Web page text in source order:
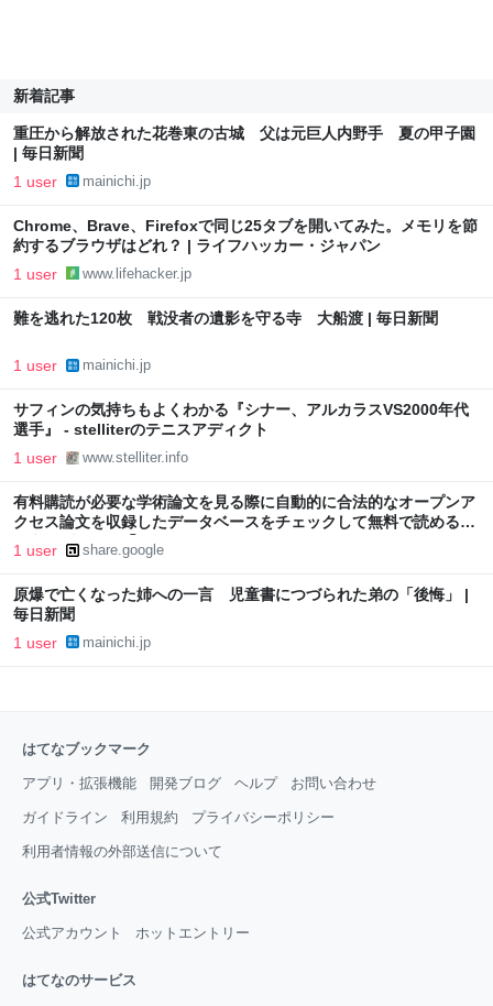
新着記事
重圧から解放された花巻東の古城 父は元巨人内野手 夏の甲子園
| 毎日新聞
1 user mainichi.jp
Chrome、Brave、Firefoxで同じ25タブを開いてみた。メモリを節
約するブラウザはどれ？ | ライフハッカー・ジャパン
1 user www.lifehacker.jp
難を逃れた120枚 戦没者の遺影を守る寺 大船渡 | 毎日新聞
1 user mainichi.jp
サフィンの気持ちもよくわかる『シナー、アルカラスVS2000年代
選手』 - stelliterのテニスアディクト
1 user www.stelliter.info
有料購読が必要な学術論文を見る際に自動的に合法的なオープンア
クセス論文を収録したデータベースをチェックして無料で読めるか
どうかがわかる「Unpaywall」
1 user share.google
原爆で亡くなった姉への一言 児童書につづられた弟の「後悔」 |
毎日新聞
1 user mainichi.jp
はてなブックマーク
アプリ・拡張機能 開発ブログ ヘルプ お問い合わせ
ガイドライン 利用規約 プライバシーポリシー
利用者情報の外部送信について
公式Twitter
公式アカウント ホットエントリー
はてなのサービス